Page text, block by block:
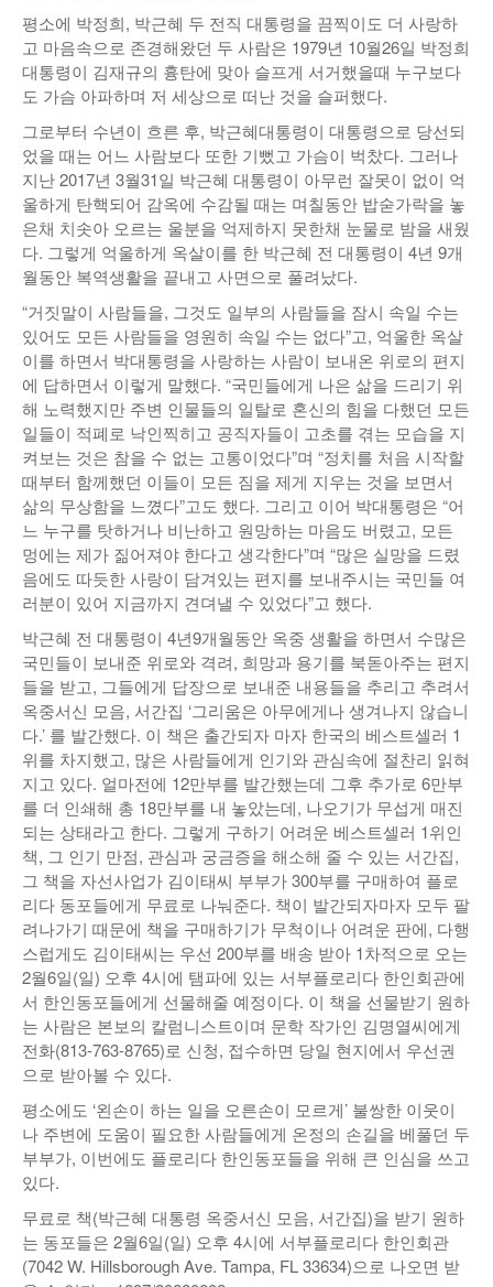
평소에 박정희, 박근혜 두 전직 대통령을 끔찍이도 더 사랑하
고 마음속으로 존경해왔던 두 사람은 1979년 10월26일 박정희
대통령이 김재규의 흉탄에 맞아 슬프게 서거했을때 누구보다
도 가슴 아파하며 저 세상으로 떠난 것을 슬퍼했다.
그로부터 수년이 흐른 후, 박근혜대통령이 대통령으로 당선되
었을 때는 어느 사람보다 또한 기뻤고 가슴이 벅찼다. 그러나
지난 2017년 3월31일 박근혜 대통령이 아무런 잘못이 없이 억
울하게 탄핵되어 감옥에 수감될 때는 며칠동안 밥숟가락을 놓
은채 치솟아 오르는 울분을 억제하지 못한채 눈물로 밤을 새웠
다. 그렇게 억울하게 옥살이를 한 박근혜 전 대통령이 4년 9개
월동안 복역생활을 끝내고 사면으로 풀려났다.
“거짓말이 사람들을, 그것도 일부의 사람들을 잠시 속일 수는
있어도 모든 사람들을 영원히 속일 수는 없다”고, 억울한 옥살
이를 하면서 박대통령을 사랑하는 사람이 보내온 위로의 편지
에 답하면서 이렇게 말했다. “국민들에게 나은 삶을 드리기 위
해 노력했지만 주변 인물들의 일탈로 혼신의 힘을 다했던 모든
일들이 적폐로 낙인찍히고 공직자들이 고초를 겪는 모습을 지
켜보는 것은 참을 수 없는 고통이었다”며 “정치를 처음 시작할
때부터 함께했던 이들이 모든 짐을 제게 지우는 것을 보면서
삶의 무상함을 느꼈다”고도 했다. 그리고 이어 박대통령은 “어
느 누구를 탓하거나 비난하고 원망하는 마음도 버렸고, 모든
멍에는 제가 짊어져야 한다고 생각한다”며 “많은 실망을 드렸
음에도 따듯한 사랑이 담겨있는 편지를 보내주시는 국민들 여
러분이 있어 지금까지 견뎌낼 수 있었다”고 했다.
박근혜 전 대통령이 4년9개월동안 옥중 생활을 하면서 수많은
국민들이 보내준 위로와 격려, 희망과 용기를 북돋아주는 편지
들을 받고, 그들에게 답장으로 보내준 내용들을 추리고 추려서
옥중서신 모음, 서간집 ‘그리움은 아무에게나 생겨나지 않습니
다.’ 를 발간했다. 이 책은 출간되자 마자 한국의 베스트셀러 1
위를 차지했고, 많은 사람들에게 인기와 관심속에 절찬리 읽혀
지고 있다. 얼마전에 12만부를 발간했는데 그후 추가로 6만부
를 더 인쇄해 총 18만부를 내 놓았는데, 나오기가 무섭게 매진
되는 상태라고 한다. 그렇게 구하기 어려운 베스트셀러 1위인
책, 그 인기 만점, 관심과 궁금증을 해소해 줄 수 있는 서간집,
그 책을 자선사업가 김이태씨 부부가 300부를 구매하여 플로
리다 동포들에게 무료로 나눠준다. 책이 발간되자마자 모두 팔
려나가기 때문에 책을 구매하기가 무척이나 어려운 판에, 다행
스럽게도 김이태씨는 우선 200부를 배송 받아 1차적으로 오는
2월6일(일) 오후 4시에 탬파에 있는 서부플로리다 한인회관에
서 한인동포들에게 선물해줄 예정이다. 이 책을 선물받기 원하
는 사람은 본보의 칼럼니스트이며 문학 작가인 김명열씨에게
전화(813-763-8765)로 신청, 접수하면 당일 현지에서 우선권
으로 받아볼 수 있다.
평소에도 ‘왼손이 하는 일을 오른손이 모르게’ 불쌍한 이웃이
나 주변에 도움이 필요한 사람들에게 온정의 손길을 베풀던 두
부부가, 이번에도 플로리다 한인동포들을 위해 큰 인심을 쓰고
있다.
무료로 책(박근혜 대통령 옥중서신 모음, 서간집)을 받기 원하
는 동포들은 2월6일(일) 오후 4시에 서부플로리다 한인회관
(7042 W. Hillsborough Ave. Tampa, FL 33634)으로 나오면 받